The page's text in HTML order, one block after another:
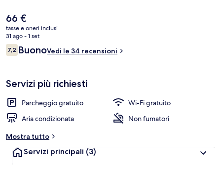
Carranque a 8 min a piedi.
Il
prezzo
attuale
è
66 €
66 €
tasse e oneri inclusi
31 ago - 1 set
Recensioni
7,27,2 su 10
BuonoVedi le 34 recensioni
Servizi più richiesti
Parcheggio gratuito
Wi-Fi gratuito
Aria condizionata
Non fumatori
Mostra tutto
Servizi principali (3)